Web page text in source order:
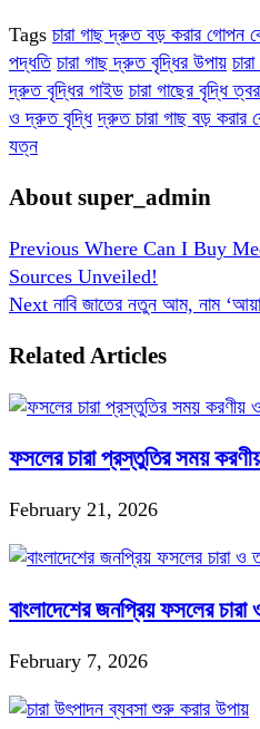
Tags চারা গাছ দ্রুত বড় করার গোপন
পদ্ধতি চারা গাছ দ্রুত বৃদ্ধির উপায়
দ্রুত বৃদ্ধির গাইড চারা গাছের বৃদ্ধি
ও দ্রুত বৃদ্ধি দ্রুত চারা গাছ বড় করার
যত্ন
About super_admin
Previous Where Can I Buy
Sources Unveiled!
Next নাবি জাতের নতুন আম, নাম
Related Articles
ফসলের চারা প্রস্তুতির সময়
February 21, 2026
বাংলাদেশের জনপ্রিয় ফসলের চারা
February 7, 2026